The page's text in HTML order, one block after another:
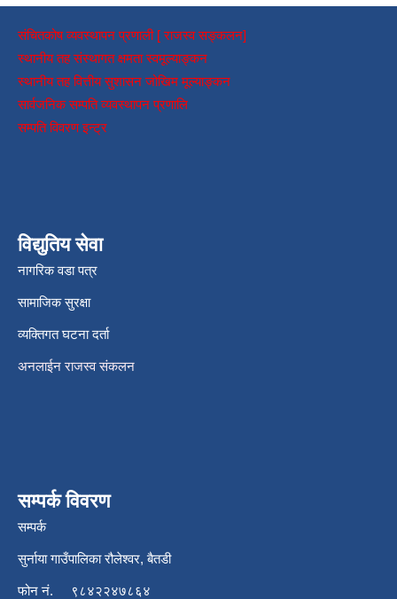
संचितकोष व्यवस्थापन प्रणाली [ राजस्व सङ्कलन]
स्थानीय तह संस्थागत क्षमता स्वमूल्याङ्कन
स्थानीय तह वित्तीय सुशासन जोखिम मूल्याङ्कन
सार्वजनिक सम्पति व्यवस्थापन प्रणालि
सम्पति विवरण इन्ट्र
विद्युतिय सेवा
नागरिक वडा पत्र
सामाजिक सुरक्षा
व्यक्तिगत घटना दर्ता
अनलाईन राजस्व संकलन
सम्पर्क विवरण
सम्पर्क
सुर्नाया गाउँपालिका रौलेश्वर, बैतडी
फोन नं. ९८४२२४७८६४